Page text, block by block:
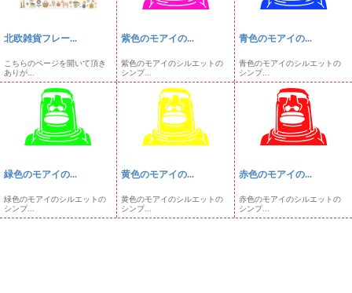
北欧雑貨フレー...
こちらのページを開いて頂き
ありが...
紫色のモアイの...
紫色のモアイのシルエットの
シンプ...
青色のモアイの...
青色のモアイのシルエットの
シンプ...
緑色のモアイの...
緑色のモアイのシルエットの
シンプ...
黄色のモアイの...
黄色のモアイのシルエットの
シンプ...
赤色のモアイの...
赤色のモアイのシルエットの
シンプ...